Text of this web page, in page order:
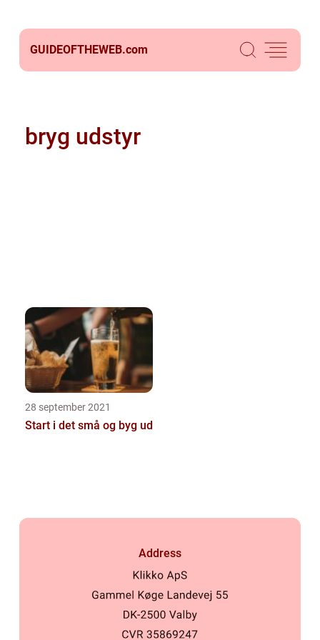
GUIDEOFTHEWEB.com
bryg udstyr
28 september 2021
Start i det små og byg ud
Address